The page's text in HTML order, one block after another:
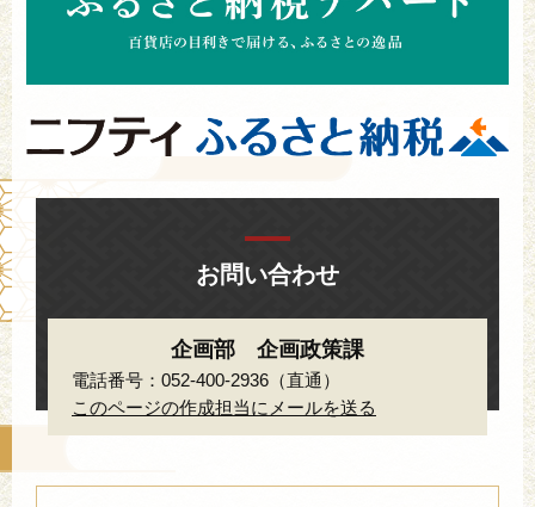
お問い合わせ
企画部 企画政策課
電話番号：052-400-2936（直通）
このページの作成担当にメールを送る